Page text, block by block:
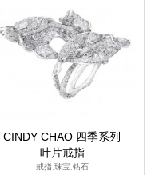
CINDY CHAO 四季系列
叶片戒指
戒指,珠宝,钻石